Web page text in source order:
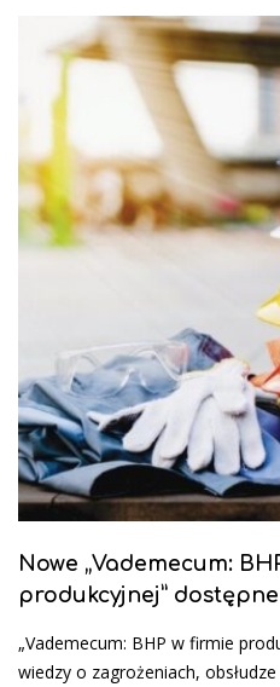
Nowe „Vademecum:
produkcyjnej”
„Vademecum: BHP w firmie
wiedzy o zagrożeniach,